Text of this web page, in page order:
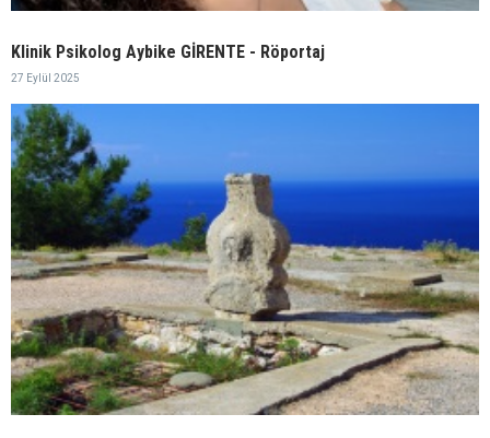
Klinik Psikolog Aybike GİRENTE - Röportaj
27 Eylül 2025